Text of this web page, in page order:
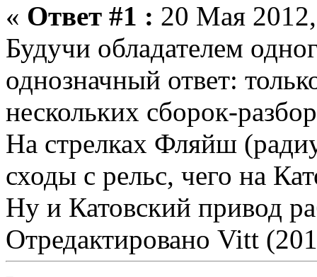
« Ответ #1 : 20 Мая
Будучи обладателем
однозначный ответ:
нескольких сборок-
На стрелках Фляйш
сходы с рельс, чего на
Ну и Катовский привод
Отредактировано Vitt